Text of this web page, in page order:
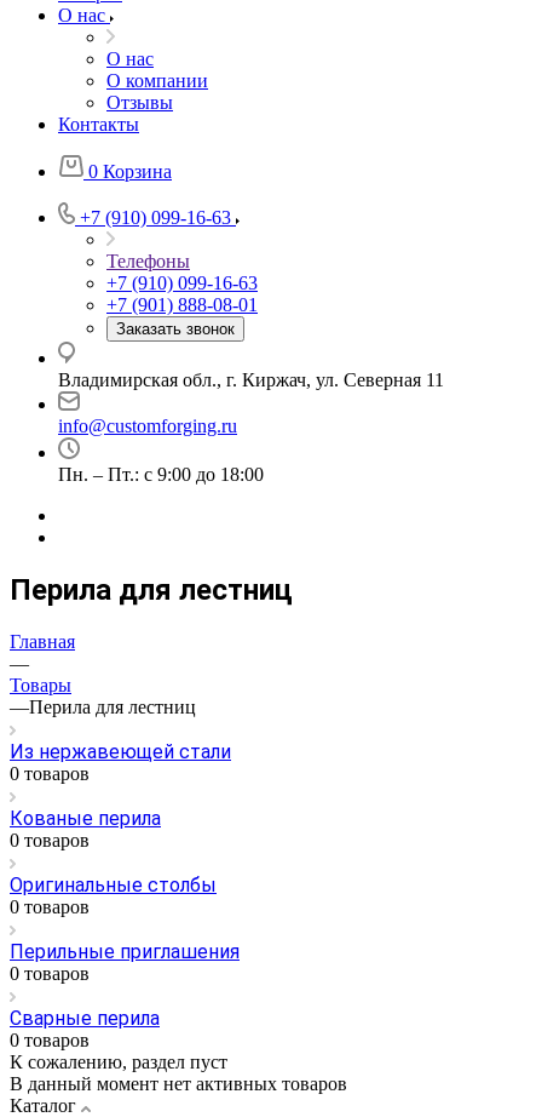
О нас
О нас
О компании
Отзывы
Контакты
0 Корзина
+7 (910) 099-16-63
Телефоны
+7 (910) 099-16-63
+7 (901) 888-08-01
Заказать звонок
Владимирская обл., г. Киржач, ул. Северная 11
info@customforging.ru
Пн. – Пт.: с 9:00 до 18:00
Перила для лестниц
Главная
—
Товары
—Перила для лестниц
Из нержавеющей стали
0 товаров
Кованые перила
0 товаров
Оригинальные столбы
0 товаров
Перильные приглашения
0 товаров
Сварные перила
0 товаров
К сожалению, раздел пуст
В данный момент нет активных товаров
Каталог